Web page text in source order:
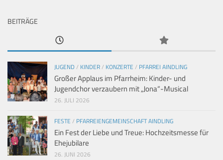
BEITRÄGE
JUGEND / KINDER/ KONZERTE / PFARREI AINDLING
Großer Applaus im Pfarrheim: Kinder- und
Jugendchor verzaubern mit „Jona“-Musical
26. JULI 2026
FESTE / PFARREIENGEMEINSCHAFT AINDLING
Ein Fest der Liebe und Treue: Hochzeitsmesse für
Ehejubilare
26. JUNI 2026